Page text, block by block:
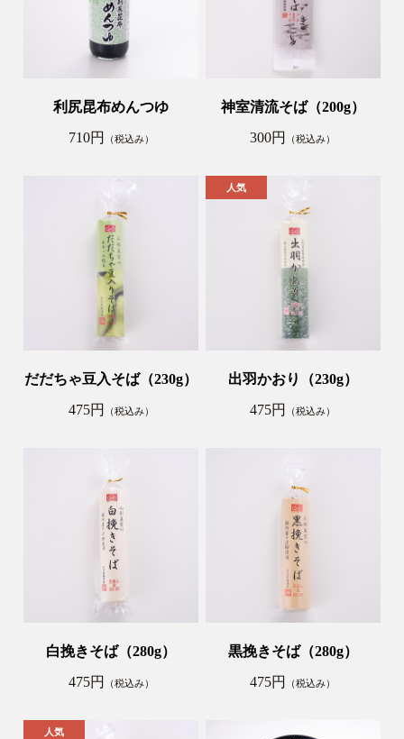
利尻昆布めんつゆ
710円
（税込み）
神室清流そば（200g）
300円
（税込み）
だだちゃ豆入そば（230g）
475円
（税込み）
出羽かおり（230g）
475円
（税込み）
白挽きそば（280g）
475円
（税込み）
黒挽きそば（280g）
475円
（税込み）